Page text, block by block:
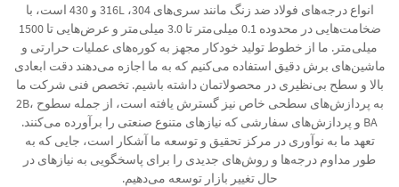
انواع درجه‌های فولاد ضد زنگ مانند سری‌های 304، 316L و 430 است، با
ضخامت‌هایی در محدوده 0.1 میلی‌متر تا 3.0 میلی‌متر و عرض‌هایی تا 1500
میلی‌متر. ما از خطوط تولید خودکار مجهز به کوره‌های عملیات حرارتی و
ماشین‌های برش دقیق استفاده می‌کنیم که به ما اجازه می‌دهند دقت ابعادی
بالا و سطح بی‌نظیری در محصولاتمان داشته باشیم. تخصص فنی شرکت ما
به پردازش‌های سطحی خاص نیز گسترش یافته است، از جمله سطوح 2B،
BA و پردازش‌های سفارشی که نیازهای متنوع صنعتی را برآورده می‌کنند.
تعهد ما به نوآوری در مرکز تحقیق و توسعه ما آشکار است، جایی که به
طور مداوم درجه‌ها و روش‌های جدیدی را برای پاسخگویی به نیازهای در
حال تغییر بازار توسعه می‌دهیم.